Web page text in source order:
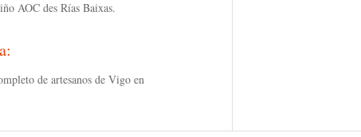
AOC des Rías Baixas.
de artesanos de Vigo en